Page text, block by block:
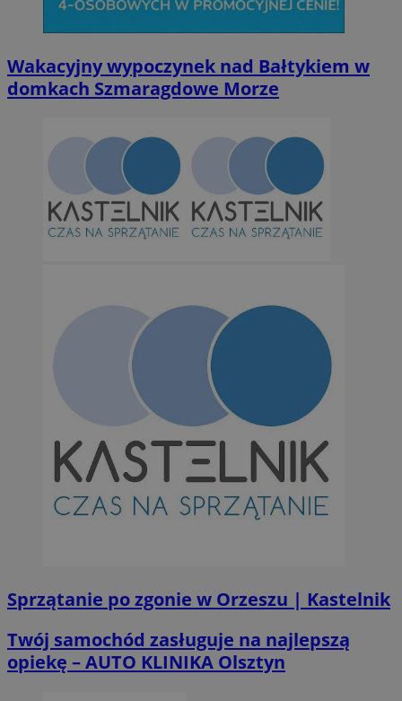
Wakacyjny wypoczynek nad Bałtykiem w
domkach Szmaragdowe Morze
Sprzątanie po zgonie w Orzeszu | Kastelnik
Twój samochód zasługuje na najlepszą
opiekę – AUTO KLINIKA Olsztyn